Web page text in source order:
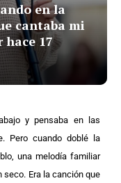
en la
cantaba mi
hace 17
y pensaba en las
Pero cuando doblé la
una melodía familiar
seco. Era la canción que